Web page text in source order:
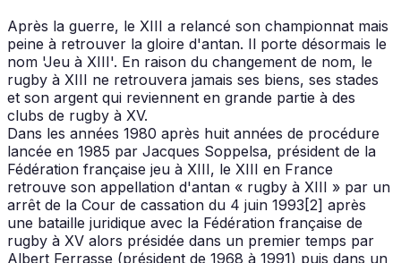
Après la guerre, le XIII a relancé son championnat mais
peine à retrouver la gloire d'antan. Il porte désormais le
nom 'Jeu à XIII'. En raison du changement de nom, le
rugby à XIII ne retrouvera jamais ses biens, ses stades
et son argent qui reviennent en grande partie à des
clubs de rugby à XV.
Dans les années 1980 après huit années de procédure
lancée en 1985 par Jacques Soppelsa, président de la
Fédération française jeu à XIII, le XIII en France
retrouve son appellation d'antan « rugby à XIII » par un
arrêt de la Cour de cassation du 4 juin 1993[2] après
une bataille juridique avec la Fédération française de
rugby à XV alors présidée dans un premier temps par
Albert Ferrasse (président de 1968 à 1991) puis dans un